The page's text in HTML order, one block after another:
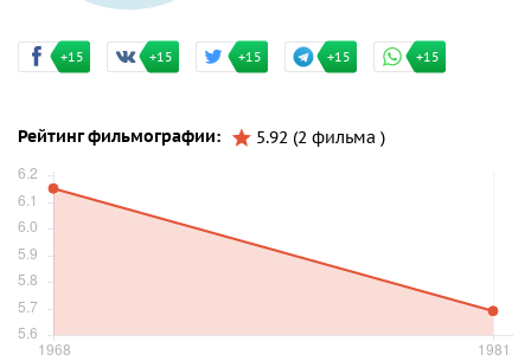
+15 +15 +15 +15 +15
Рейтинг фильмографии: 5.92 (2 фильма )